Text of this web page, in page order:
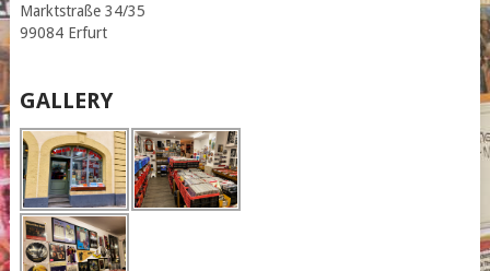
Marktstraße 34/35
99084 Erfurt
GALLERY